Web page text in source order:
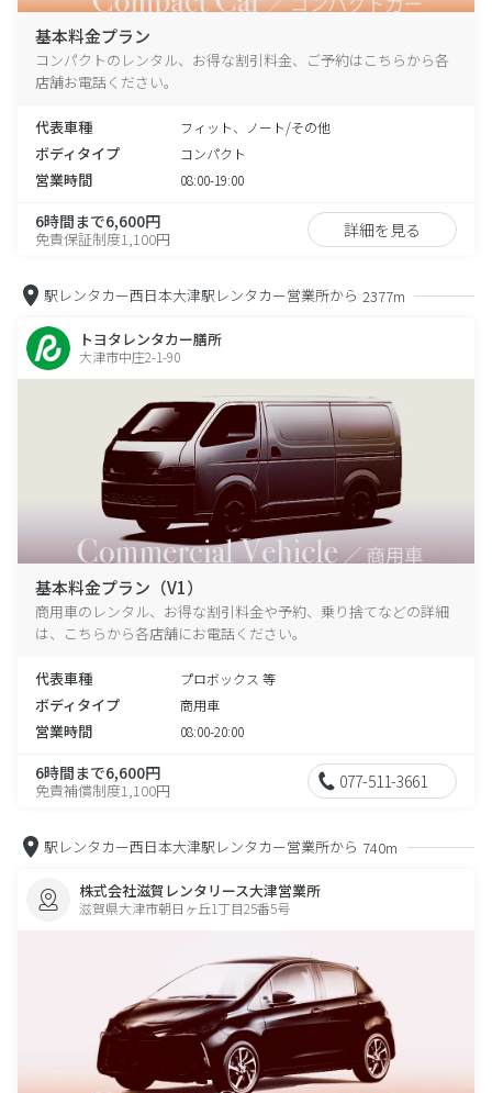
基本料金プラン
コンパクトのレンタル、お得な割引料金、ご予約はこちらから各
店舗お電話ください。
代表車種 フィット、ノート/その他
ボディタイプ コンパクト
営業時間 08:00-19:00
6時間まで6,600円
免責保証制度1,100円 詳細を見る
駅レンタカー西日本大津駅レンタカー営業所から 2377m
トヨタレンタカー膳所
大津市中庄2-1-90
基本料金プラン（V1）
商用車のレンタル、お得な割引料金や予約、乗り捨てなどの詳細
は、こちらから各店舗にお電話ください。
代表車種 プロボックス 等
ボディタイプ 商用車
営業時間 08:00-20:00
6時間まで6,600円
免責補償制度1,100円 077-511-3661
駅レンタカー西日本大津駅レンタカー営業所から 740m
株式会社滋賀レンタリース大津営業所
滋賀県大津市朝日ヶ丘1丁目25番5号